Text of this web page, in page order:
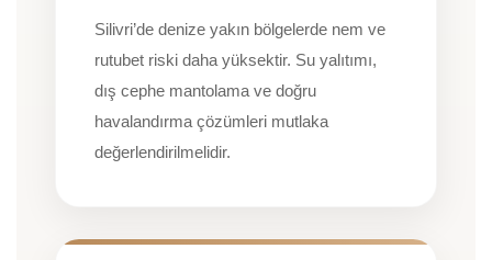
Silivri’de denize yakın bölgelerde nem ve
rutubet riski daha yüksektir. Su yalıtımı,
dış cephe mantolama ve doğru
havalandırma çözümleri mutlaka
değerlendirilmelidir.